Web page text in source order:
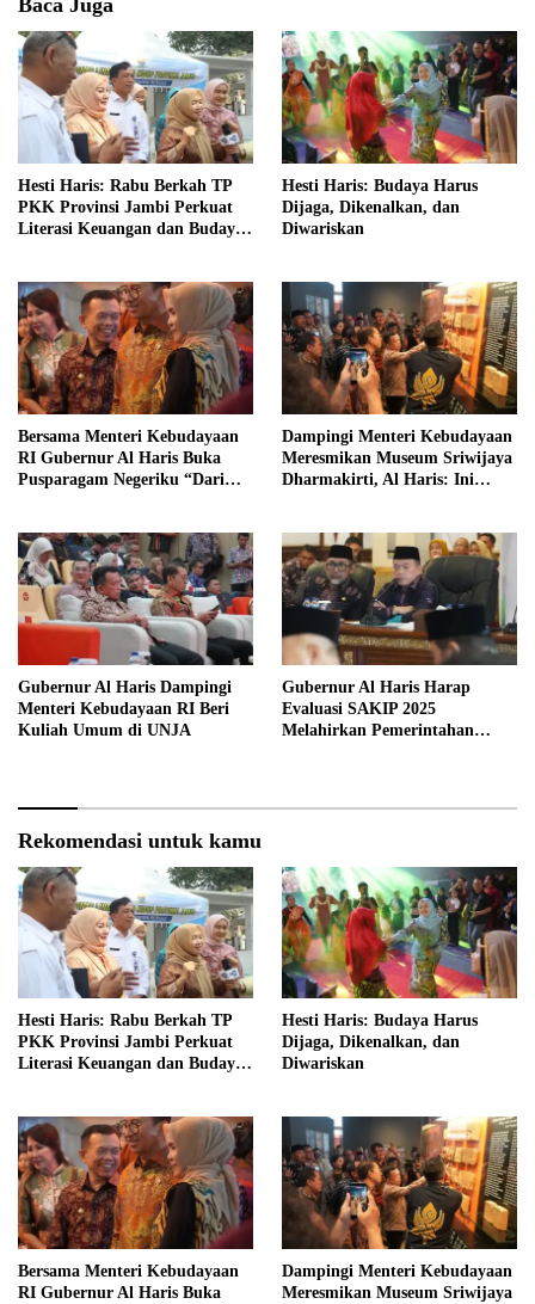
Baca Juga
Hesti Haris: Rabu Berkah TP
PKK Provinsi Jambi Perkuat
Literasi Keuangan dan Budaya
Hesti Haris: Budaya Harus
Dijaga, Dikenalkan, dan
Diwariskan
Bersama Menteri Kebudayaan
RI Gubernur Al Haris Buka
Pusparagam Negeriku “Dari
Dampingi Menteri Kebudayaan
Meresmikan Museum Sriwijaya
Dharmakirti, Al Haris: Ini
Gubernur Al Haris Dampingi
Menteri Kebudayaan RI Beri
Kuliah Umum di UNJA
Gubernur Al Haris Harap
Evaluasi SAKIP 2025
Melahirkan Pemerintahan
Rekomendasi untuk kamu
Hesti Haris: Rabu Berkah TP
PKK Provinsi Jambi Perkuat
Literasi Keuangan dan Budaya
Hesti Haris: Budaya Harus
Dijaga, Dikenalkan, dan
Diwariskan
Bersama Menteri Kebudayaan
RI Gubernur Al Haris Buka
Dampingi Menteri Kebudayaan
Meresmikan Museum Sriwijaya